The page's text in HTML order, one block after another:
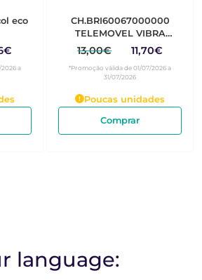
eco
a
CH.BRI60067000000
TELEMOVEL VIBRA
FOTOS
13,00€ 11,70€
*Promoção válida de 01/07/2026 a
31/07/2026
Poucas unidades
Comprar
language: